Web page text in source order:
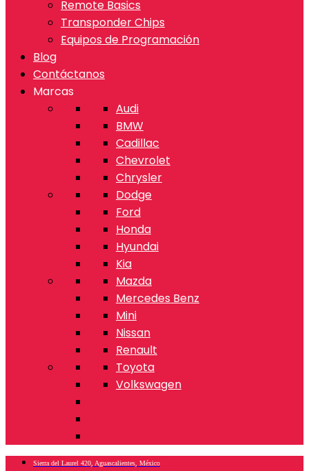
Remote Basics
Transponder Chips
Equipos de Programación
Blog
Contáctanos
Marcas
Audi
BMW
Cadillac
Chevrolet
Chrysler
Dodge
Ford
Honda
Hyundai
Kia
Mazda
Mercedes Benz
Mini
Nissan
Renault
Toyota
Volkswagen
Sierra del Laurel 420, Aguascalientes, México